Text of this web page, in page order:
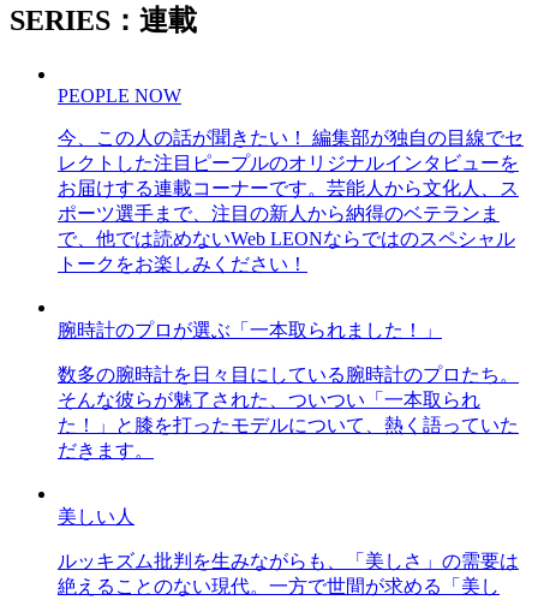
SERIES：連載
PEOPLE NOW
今、この人の話が聞きたい！ 編集部が独自の目線でセ
レクトした注目ピープルのオリジナルインタビューを
お届けする連載コーナーです。芸能人から文化人、ス
ポーツ選手まで、注目の新人から納得のベテランま
で、他では読めないWeb LEONならではのスペシャル
トークをお楽しみください！
腕時計のプロが選ぶ「一本取られました！」
数多の腕時計を日々目にしている腕時計のプロたち。
そんな彼らが魅了された、ついつい「一本取られ
た！」と膝を打ったモデルについて、熱く語っていた
だきます。
美しい人
ルッキズム批判を生みながらも、「美しさ」の需要は
絶えることのない現代。一方で世間が求める「美し